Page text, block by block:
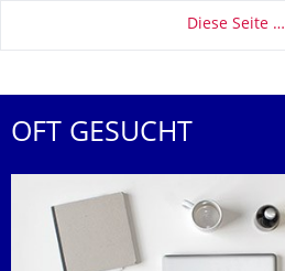
Diese Seite …
OFT GESUCHT